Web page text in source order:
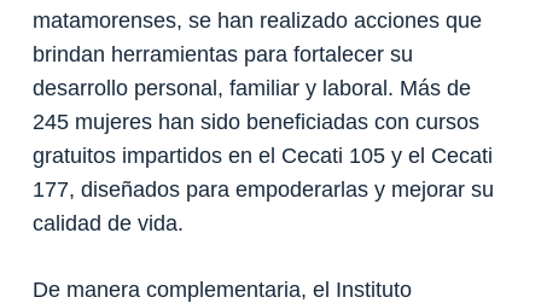
matamorenses, se han realizado acciones que
brindan herramientas para fortalecer su
desarrollo personal, familiar y laboral. Más de
245 mujeres han sido beneficiadas con cursos
gratuitos impartidos en el Cecati 105 y el Cecati
177, diseñados para empoderarlas y mejorar su
calidad de vida.
De manera complementaria, el Instituto